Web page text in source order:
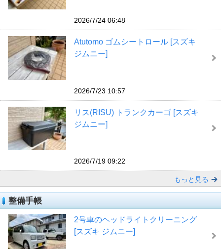
2026/7/24 06:48
Atutomo ゴムシートロール [スズキ
ジムニー]
2026/7/23 10:57
リス(RISU) トランクカーゴ [スズキ
ジムニー]
2026/7/19 09:22
もっと見る
整備手帳
2号車のヘッドライトクリーニング
[スズキ ジムニー]